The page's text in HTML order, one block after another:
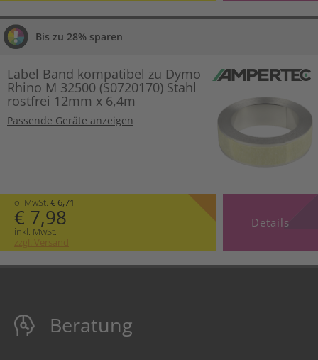
Bis zu 28% sparen
Label Band kompatibel zu Dymo
Rhino M 32500 (S0720170) Stahl
rostfrei 12mm x 6,4m
Passende Geräte anzeigen
o. MwSt. € 6,71
€ 7,98
inkl. MwSt.
zzgl. Versand
Details
Beratung